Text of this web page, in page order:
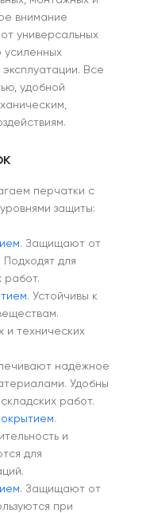
внимание
универсальных
усиленных
Все
удобной
перчатки с
защиты:
. Защищают от
Подходят для
работ.
. Устойчивы к
и технических
надёжное
Удобны
работ.
.
и
для
. Защищают от
при